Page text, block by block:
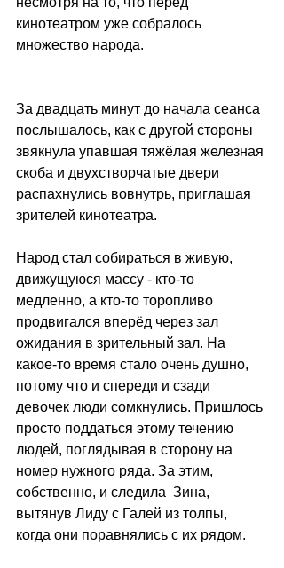
кинотеатром уже собралось
множество народа.
За двадцать минут до начала сеанса
послышалось, как с другой стороны
звякнула упавшая тяжёлая железная
скоба и двухстворчатые двери
распахнулись вовнутрь, приглашая
зрителей кинотеатра.
Народ стал собираться в живую,
движущуюся массу - кто-то
медленно, а кто-то торопливо
продвигался вперёд через зал
ожидания в зрительный зал. На
какое-то время стало очень душно,
потому что и спереди и сзади
девочек люди сомкнулись. Пришлось
просто поддаться этому течению
людей, поглядывая в сторону на
номер нужного ряда. За этим,
собственно, и следила  Зина,
вытянув Лиду с Галей из толпы,
когда они поравнялись с их рядом.